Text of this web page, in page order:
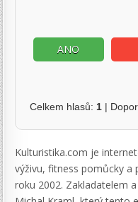
ANO
Celkem hlasů: 1 |
Kulturistika.com je
výživu, fitness pomůcky
roku 2002. Zakladatelem